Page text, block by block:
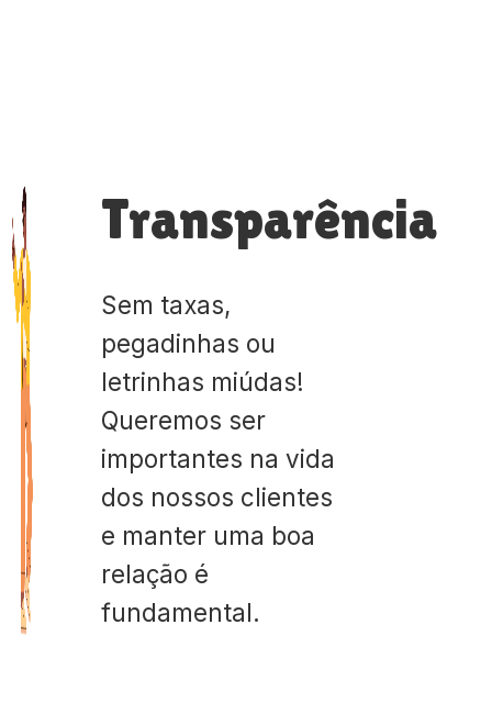
Transparência
Sem taxas,
pegadinhas ou
letrinhas miúdas!
Queremos ser
importantes na vida
dos nossos clientes
e manter uma boa
relação é
fundamental.